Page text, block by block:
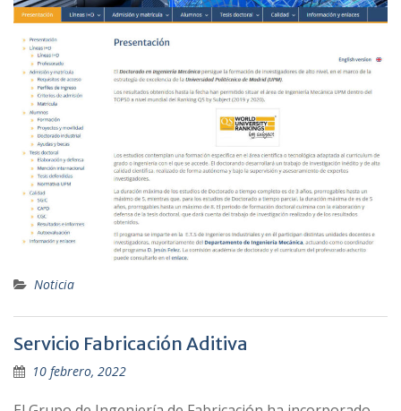
Noticia
Servicio Fabricación Aditiva
10 febrero, 2022